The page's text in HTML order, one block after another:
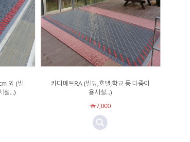
외 (빌
설...)
카디매트RA (빌딩,호텔,학교 등 다중이
용시설...)
￦7,000